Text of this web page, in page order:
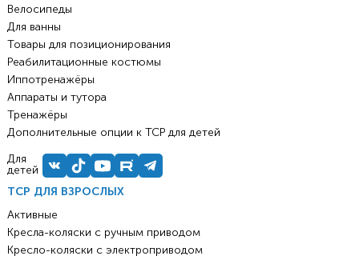
ТСР ДЛЯ ВЗРОСЛЫХ
Активные
Кресла-коляски с ручным приводом
Кресло-коляски с электроприводом
Велосипеды
Для ванны
Товары для позиционирования
Реабилитационные костюмы
Иппотренажёры
Аппараты и тутора
Тренажёры
Дополнительные опции к ТСР для детей
Для
детей